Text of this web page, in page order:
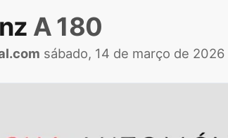
A 180
sábado, 14 de março de 2026